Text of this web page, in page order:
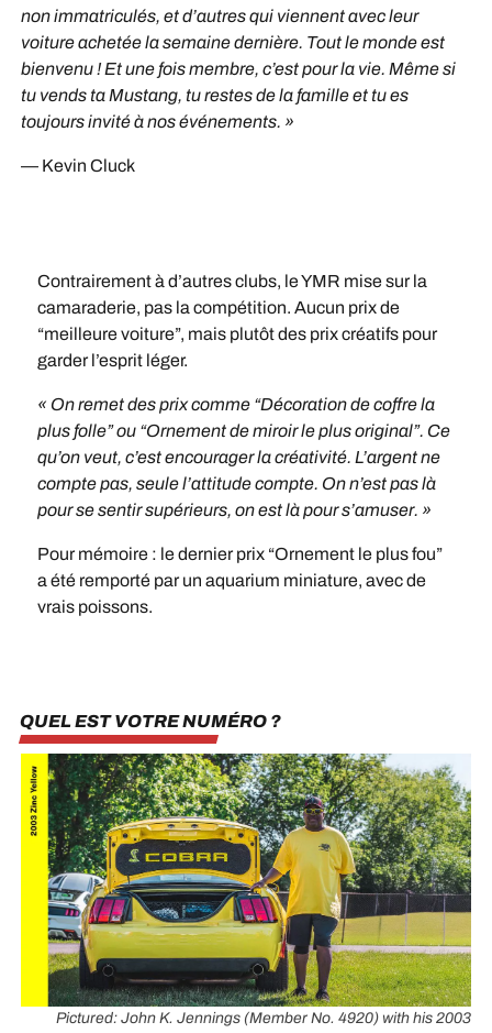
non immatriculés, et d’autres qui viennent avec leur
voiture achetée la semaine dernière. Tout le monde est
bienvenu ! Et une fois membre, c’est pour la vie. Même si
tu vends ta Mustang, tu restes de la famille et tu es
toujours invité à nos événements. »
— Kevin Cluck
Contrairement à d’autres clubs, le YMR mise sur la
camaraderie, pas la compétition. Aucun prix de
“meilleure voiture”, mais plutôt des prix créatifs pour
garder l’esprit léger.
« On remet des prix comme “Décoration de coffre la
plus folle” ou “Ornement de miroir le plus original”. Ce
qu’on veut, c’est encourager la créativité. L’argent ne
compte pas, seule l’attitude compte. On n’est pas là
pour se sentir supérieurs, on est là pour s’amuser. »
Pour mémoire : le dernier prix “Ornement le plus fou”
a été remporté par un aquarium miniature, avec de
vrais poissons.
QUEL EST VOTRE NUMÉRO ?
Pictured: John K. Jennings (Member No. 4920) with his 2003